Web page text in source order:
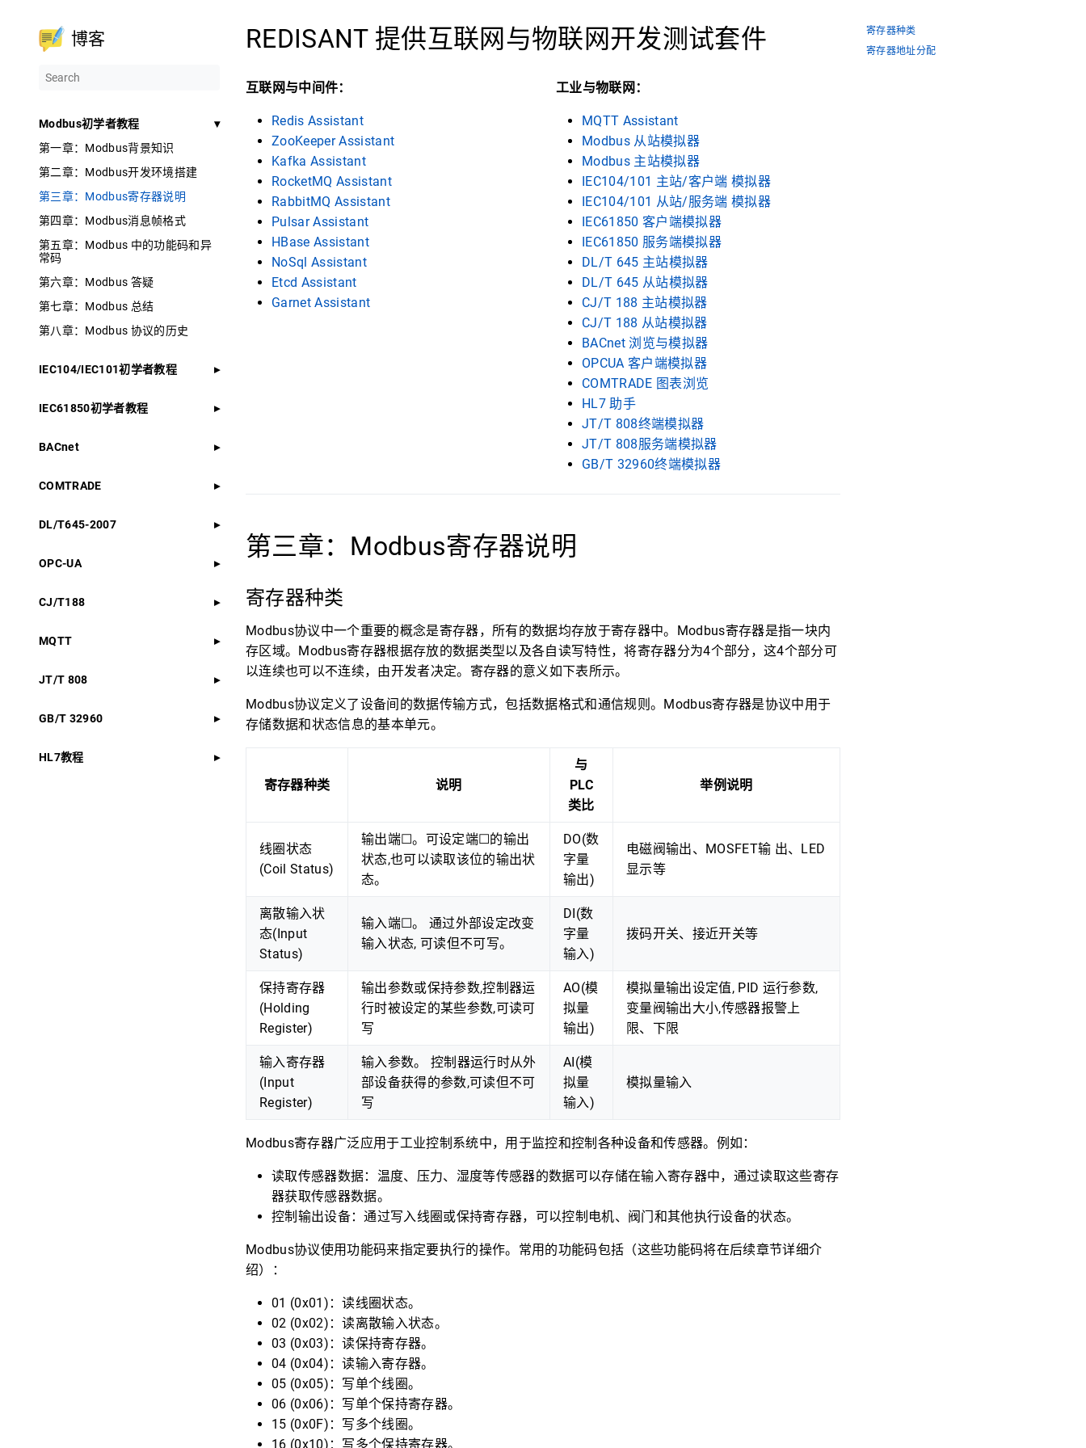
博客
Modbus初学者教程
第一章：Modbus背景知识
第二章：Modbus开发环境搭建
第三章：Modbus寄存器说明
第四章：Modbus消息帧格式
第五章：Modbus 中的功能码和异
常码
第六章：Modbus 答疑
第七章：Modbus 总结
第八章：Modbus 协议的历史
IEC104/IEC101初学者教程
IEC61850初学者教程
BACnet
COMTRADE
DL/T645-2007
OPC-UA
CJ/T188
MQTT
JT/T 808
GB/T 32960
HL7教程
REDISANT 提供互联网与物联网开发测试套件
互联网与中间件：
Redis Assistant
ZooKeeper Assistant
Kafka Assistant
RocketMQ Assistant
RabbitMQ Assistant
Pulsar Assistant
HBase Assistant
NoSql Assistant
Etcd Assistant
Garnet Assistant
工业与物联网：
MQTT Assistant
Modbus 从站模拟器
Modbus 主站模拟器
IEC104/101 主站/客户端 模拟器
IEC104/101 从站/服务端 模拟器
IEC61850 客户端模拟器
IEC61850 服务端模拟器
DL/T 645 主站模拟器
DL/T 645 从站模拟器
CJ/T 188 主站模拟器
CJ/T 188 从站模拟器
BACnet 浏览与模拟器
OPCUA 客户端模拟器
COMTRADE 图表浏览
HL7 助手
JT/T 808终端模拟器
JT/T 808服务端模拟器
GB/T 32960终端模拟器
第三章：Modbus寄存器说明
寄存器种类
Modbus协议中一个重要的概念是寄存器，所有的数据均存放于寄存器中。Modbus寄存器是指一块内
存区域。Modbus寄存器根据存放的数据类型以及各自读写特性，将寄存器分为4个部分，这4个部分可
以连续也可以不连续，由开发者决定。寄存器的意义如下表所示。
Modbus协议定义了设备间的数据传输方式，包括数据格式和通信规则。Modbus寄存器是协议中用于
存储数据和状态信息的基本单元。
寄存器种类 说明
与
PLC
类比
举例说明
线圈状态
(Coil Status)
输出端☐。可设定端☐的输出
状态,也可以读取该位的输出状
态。
DO(数
字量
输出)
电磁阀输出、MOSFET输 出、LED
显示等
离散输入状
态(Input
Status)
输入端☐。 通过外部设定改变
输入状态, 可读但不可写。
DI(数
字量
输入)
拨码开关、接近开关等
保持寄存器
(Holding
Register)
输出参数或保持参数,控制器运
行时被设定的某些参数,可读可
写
AO(模
拟量
输出)
模拟量输出设定值, PID 运行参数,
变量阀输出大小,传感器报警上
限、下限
输入寄存器
(Input
Register)
输入参数。 控制器运行时从外
部设备获得的参数,可读但不可
写
AI(模
拟量
输入)
模拟量输入
Modbus寄存器广泛应用于工业控制系统中，用于监控和控制各种设备和传感器。例如：
读取传感器数据：温度、压力、湿度等传感器的数据可以存储在输入寄存器中，通过读取这些寄存
器获取传感器数据。
控制输出设备：通过写入线圈或保持寄存器，可以控制电机、阀门和其他执行设备的状态。
Modbus协议使用功能码来指定要执行的操作。常用的功能码包括（这些功能码将在后续章节详细介
绍）：
01 (0x01)：读线圈状态。
02 (0x02)：读离散输入状态。
03 (0x03)：读保持寄存器。
04 (0x04)：读输入寄存器。
05 (0x05)：写单个线圈。
06 (0x06)：写单个保持寄存器。
15 (0x0F)：写多个线圈。
16 (0x10)：写多个保持寄存器。
寄存器种类
寄存器地址分配